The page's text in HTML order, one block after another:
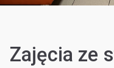
Zajęcia ze